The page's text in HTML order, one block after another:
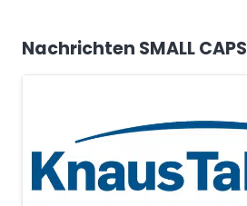
Nachrichten SMALL CAPS